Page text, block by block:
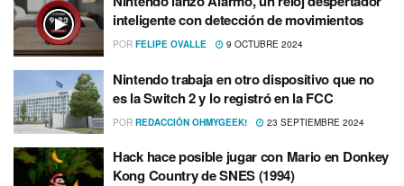
inteligente con detección de movimientos
POR FELIPE OVALLE 9 OCTUBRE 2024
Nintendo trabaja en otro dispositivo que no
es la Switch 2 y lo registró en la FCC
POR REDACCIÓN OHMYGEEK! 23 SEPTIEMBRE 2024
Hack hace posible jugar con Mario en Donkey
Kong Country de SNES (1994)